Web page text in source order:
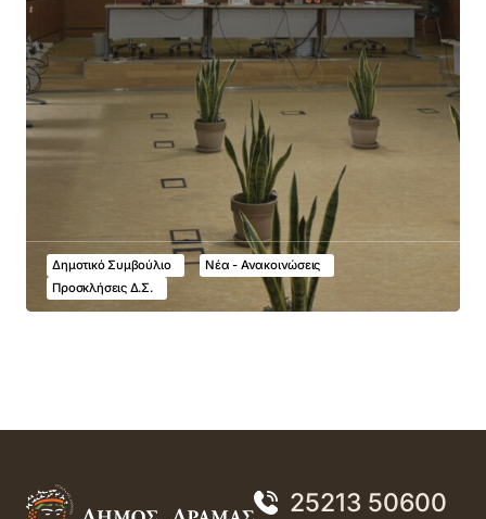
Δημοτικό Συμβούλιο
Νέα - Ανακοινώσεις
Προσκλήσεις Δ.Σ.
25213 50600